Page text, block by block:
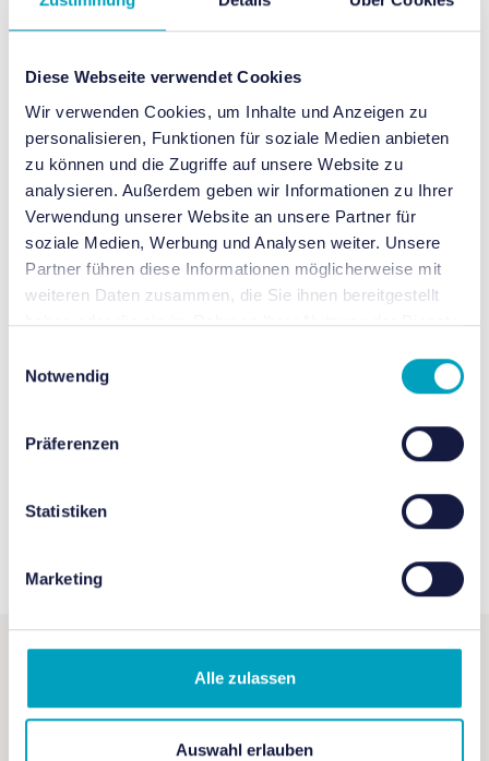
Diese Webseite verwendet Cookies
Wir verwenden Cookies, um Inhalte und Anzeigen zu
personalisieren, Funktionen für soziale Medien anbieten
zu können und die Zugriffe auf unsere Website zu
analysieren. Außerdem geben wir Informationen zu Ihrer
Verwendung unserer Website an unsere Partner für
soziale Medien, Werbung und Analysen weiter. Unsere
Partner führen diese Informationen möglicherweise mit
weiteren Daten zusammen, die Sie ihnen bereitgestellt
haben oder die sie im Rahmen Ihrer Nutzung der Dienste
Notwendig
Präferenzen
Statistiken
Marketing
Alle zulassen
Auswahl erlauben
Scratch
8 x Lernkartenset | Das
sprechende Poster
16 x Postervorlagen
8 x Kupferklebeband
Digitales Begleitmaterial
Werkzeuge
Kategorie
Ähnliche Produkte